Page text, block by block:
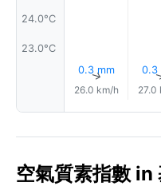
24.0°C
23.0°C
0.3 mm
↑
26.0 km/h
0.3
27.0
空氣質素指數 in